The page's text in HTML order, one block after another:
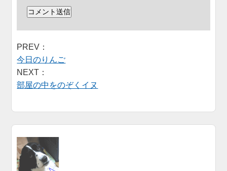
PREV：
今日のりんご
NEXT：
部屋の中をのぞくイヌ